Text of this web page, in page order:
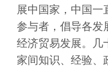
展中国家，中国
参与者，倡导各发
经济贸易发展。几
家间知识、经验、